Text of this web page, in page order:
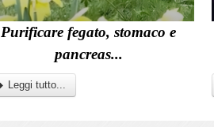
Purificare fegato, stomaco e
pancreas...
Leggi tutto...